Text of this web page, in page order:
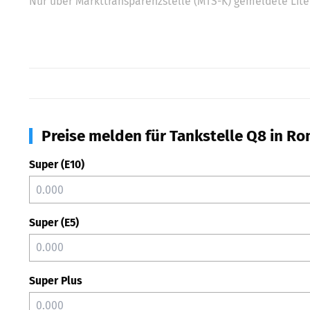
Preise melden für Tankstelle Q8 in
Super (E10)
Super (E5)
Super Plus